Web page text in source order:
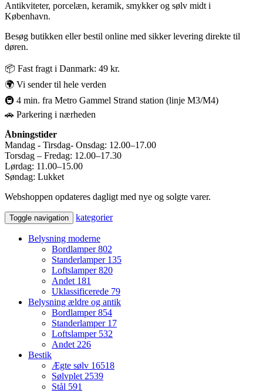
Antikviteter, porcelæn, keramik, smykker og sølv midt i
København.
Besøg butikken eller bestil online med sikker levering direkte til
døren.
📦 Fast fragt i Danmark: 49 kr.
🌍 Vi sender til hele verden
🚇 4 min. fra Metro Gammel Strand station (linje M3/M4)
🚗 Parkering i nærheden
Åbningstider
Mandag - Tirsdag- Onsdag: 12.00–17.00
Torsdag – Fredag: 12.00–17.30
Lørdag: 11.00–15.00
Søndag: Lukket
Webshoppen opdateres dagligt med nye og solgte varer.
Toggle navigation kategorier
Belysning moderne
Bordlamper802
Standerlamper 135
Loftslamper820
Andet 181
Uklassificerede 79
Belysning ældre og antik
Bordlamper854
Standerlamper 17
Loftslamper 532
Andet226
Bestik
Ægte sølv 16518
Sølvplet2539
Stål 591